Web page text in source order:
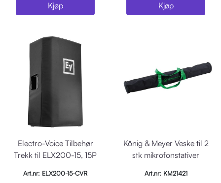
Kjøp Kjøp
Electro-Voice Tilbehør
Trekk til ELX200-15, 15P
Art.nr: ELX200-15-CVR
König & Meyer Veske til 2
stk mikrofonstativer
Art.nr: KM21421